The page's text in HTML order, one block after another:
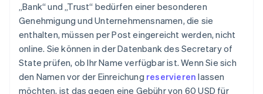
„Bank“ und „Trust“ bedürfen einer besonderen
Genehmigung und Unternehmensnamen, die sie
enthalten, müssen per Post eingereicht werden, nicht
online. Sie können in der Datenbank des Secretary of
State prüfen, ob Ihr Name verfügbar ist. Wenn Sie sich
den Namen vor der Einreichung reservieren lassen
möchten, ist das gegen eine Gebühr von 60 USD für